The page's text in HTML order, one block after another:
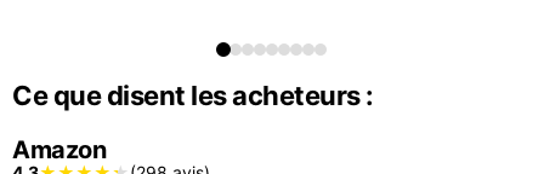
Ce que disent les acheteurs :
Amazon